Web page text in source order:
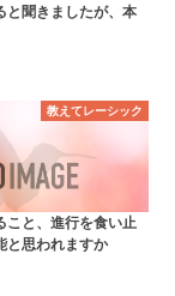
と聞きましたが、本
教えてレーシック
こと、進行を食い止
と思われますか